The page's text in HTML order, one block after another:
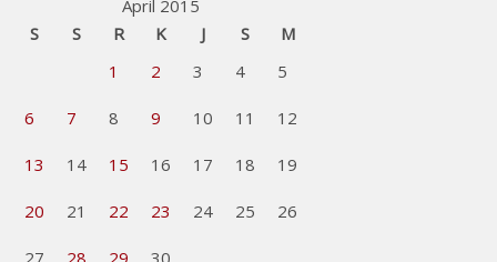
April 2015
S
S R K J S
M
1
2 3 4 5
6 7 8 9 10 11 12
13 14 15 16 17 18 19
20 21 22 23 24 25 26
27 28 29
30